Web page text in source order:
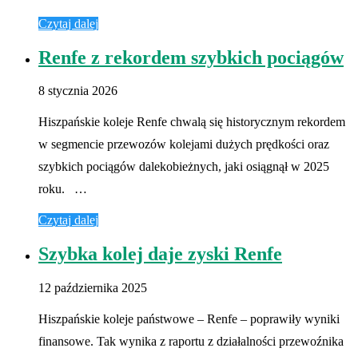
Czytaj dalej
Renfe z rekordem szybkich pociągów
8 stycznia 2026
Hiszpańskie koleje Renfe chwalą się historycznym rekordem
w segmencie przewozów kolejami dużych prędkości oraz
szybkich pociągów dalekobieżnych, jaki osiągnął w 2025
roku. …
Czytaj dalej
Szybka kolej daje zyski Renfe
12 października 2025
Hiszpańskie koleje państwowe – Renfe – poprawiły wyniki
finansowe. Tak wynika z raportu z działalności przewoźnika